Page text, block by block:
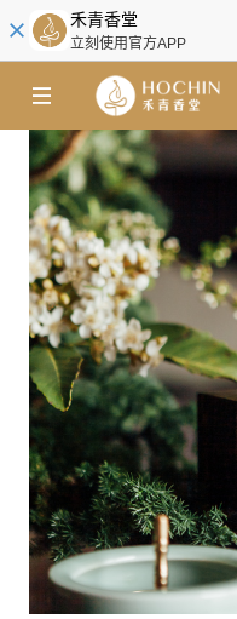
禾青香堂
立刻使用官方APP